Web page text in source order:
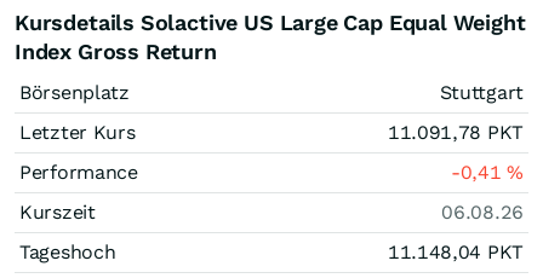
Kursdetails Solactive US Large Cap Equal Weight
Index Gross Return
Börsenplatz
Stuttgart
Letzter Kurs
11.091,78 PKT
Performance
-0,41%
Kurszeit
06.08.26
Tageshoch
11.148,04 PKT